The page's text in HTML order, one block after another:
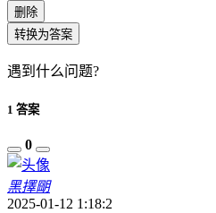
删除
转换为答案
遇到什么问题?
1 答案
0
黑擇朙
2025-01-12 1:18:2